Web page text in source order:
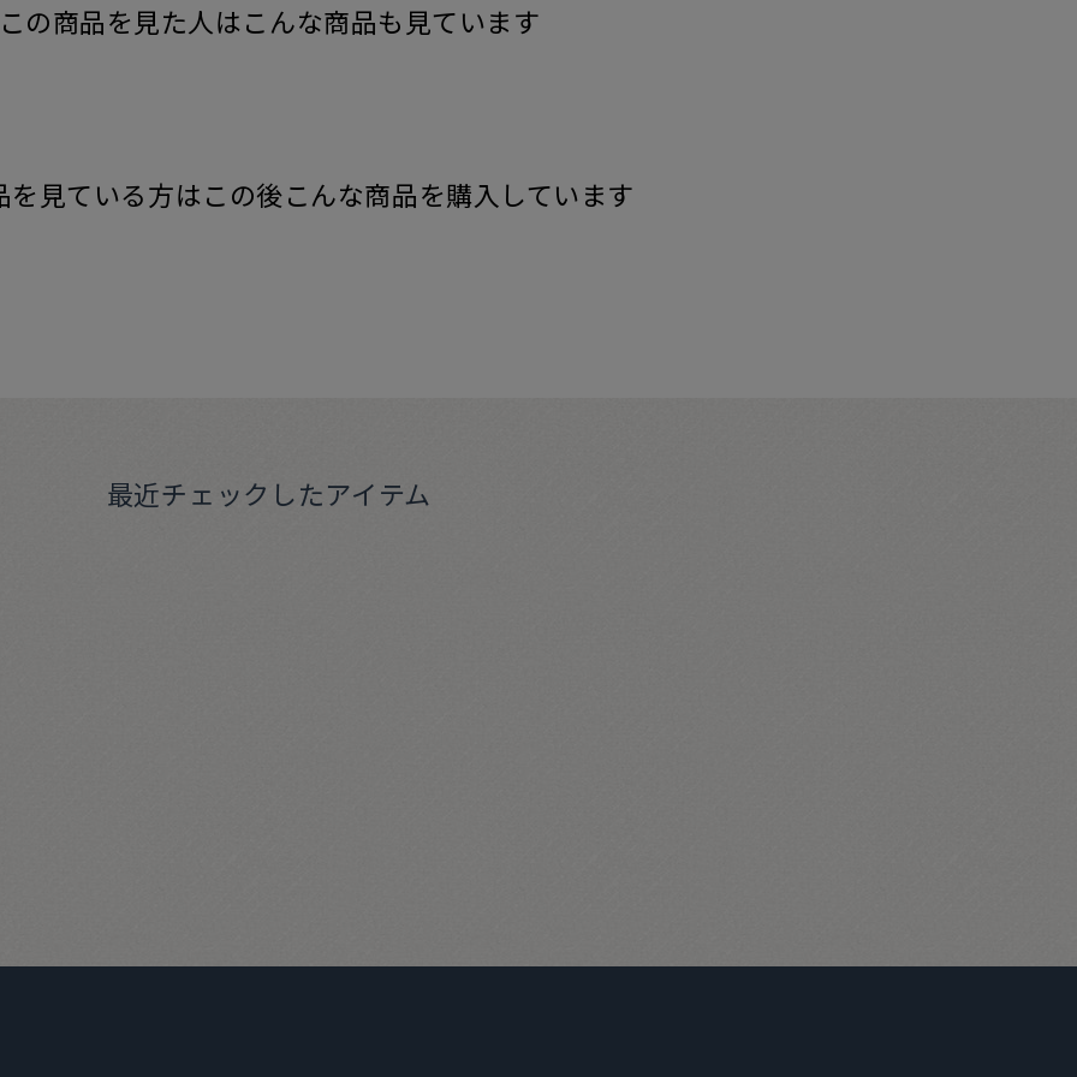
の商品を見た人はこんな商品も見ています
を見ている方はこの後こんな商品を購入しています
最近チェックしたアイテム